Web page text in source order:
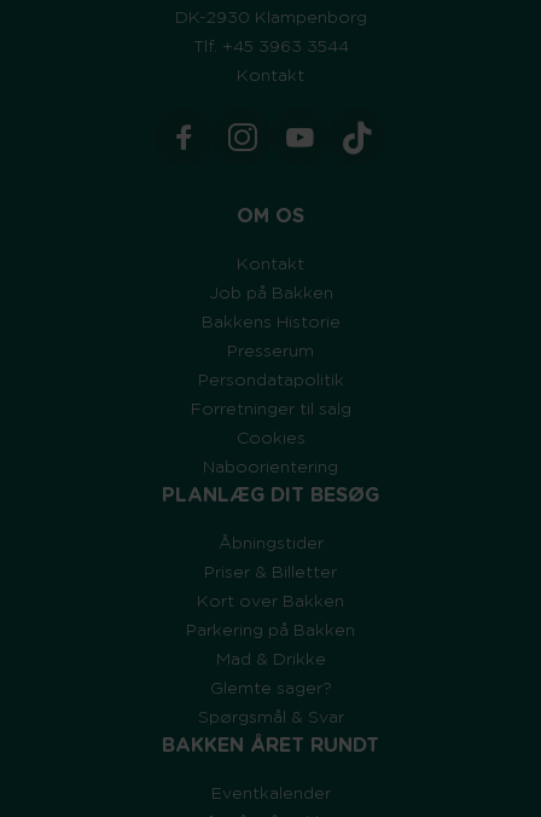
DK-2930 Klampenborg
Tlf. +45 3963 3544
Kontakt
OM OS
Kontakt
Job på Bakken
Bakkens Historie
Presserum
Persondatapolitik
Forretninger til salg
Cookies
Naboorientering
PLANLÆG DIT BESØG
Åbningstider
Priser & Billetter
Kort over Bakken
Parkering på Bakken
Mad & Drikke
Glemte sager?
Spørgsmål & Svar
BAKKEN ÅRET RUNDT
Eventkalender